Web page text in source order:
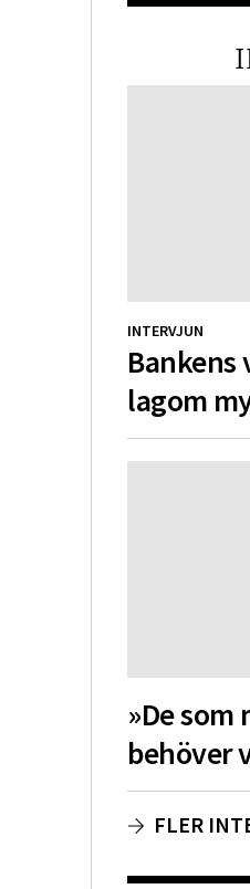
INTERVJUN
Bankens
lagom
»De
behöver
FLER